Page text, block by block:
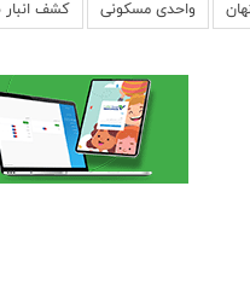
واحدی مسکونی کشف انبار